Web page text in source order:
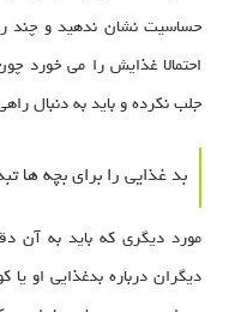
حساسیت نشان ندهید و چند
احتمالا غذایش را می خورد
جلب نکرده و باید به دنبال
بد غذایی را برای بچه ها
مورد دیگری که باید به آن
دیگران درباره بدغذایی او یا